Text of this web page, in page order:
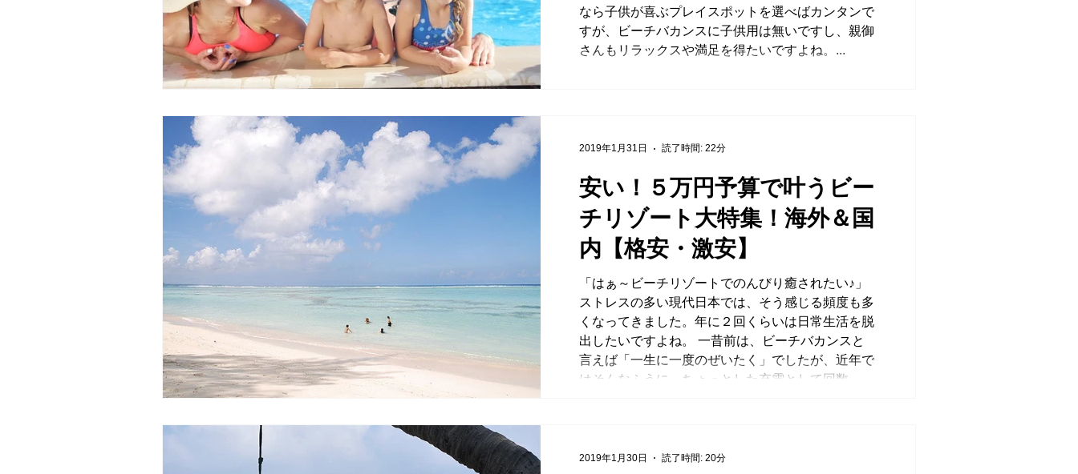
なら子供が喜ぶプレイスポットを選べばカンタンで
すが、ビーチバカンスに子供用は無いですし、親御
さんもリラックスや満足を得たいですよね。...
安い！５万円予算で叶うビー
チリゾート大特集！海外＆国
内【格安・激安】
「はぁ～ビーチリゾートでのんびり癒されたい♪」
ストレスの多い現代日本では、そう感じる頻度も多
くなってきました。年に２回くらいは日常生活を脱
出したいですよね。 一昔前は、ビーチバカンスと
言えば「一生に一度のぜいたく」でしたが、近年で
はそんなふうに、ちょっとした充電として回数...
2019年1月31日 読了時間: 22分
2019年1月30日 読了時間: 20分